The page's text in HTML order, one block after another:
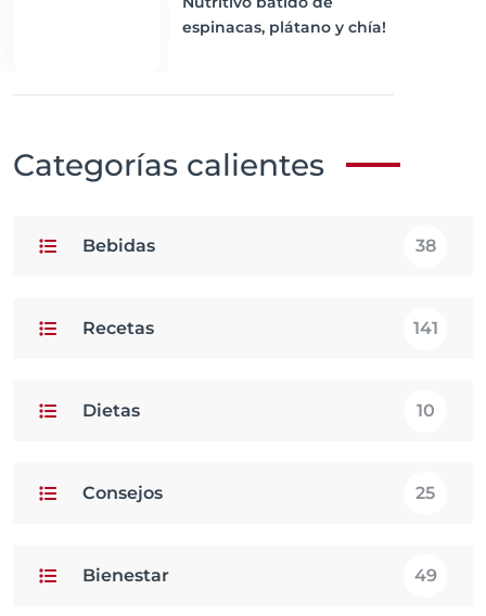
espinacas, plátano y chía!
Categorías calientes
Bebidas 38
Recetas 141
Dietas 10
Consejos 25
Bienestar 49